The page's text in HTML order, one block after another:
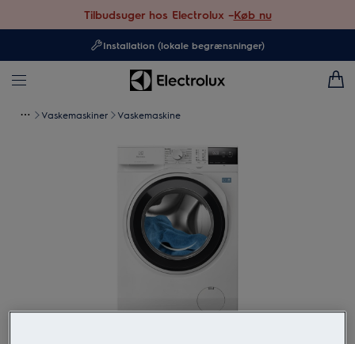
Tilbudsuger hos Electrolux –Køb nu
Installation (lokale begrænsninger)
Vaskemaskiner Vaskemaskine